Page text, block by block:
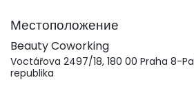
Местоположение
Beauty Coworking
Voctářova 2497/18, 180 00 Praha 8-
republika